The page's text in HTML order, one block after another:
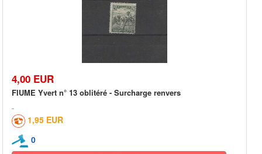
4,00 EUR
FIUME Yvert n° 13 oblitéré - Surcharge renvers
1,95 EUR
0